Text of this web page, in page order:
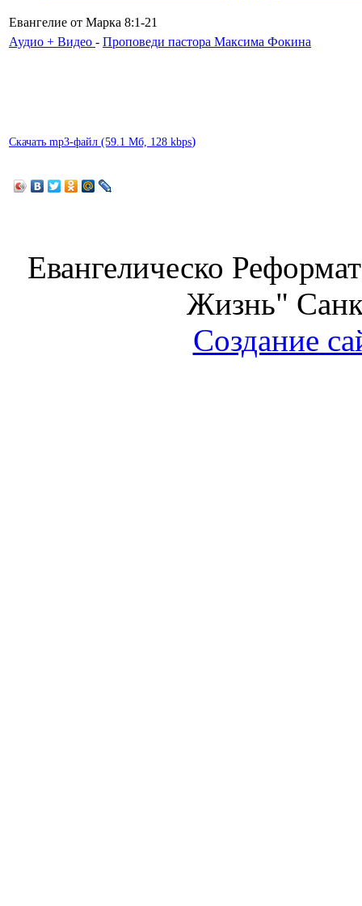
Евангелие от Марка 8:1-21
Аудио + Видео - Проповеди пастора Максима Фокина
Скачать mp3-файл (59.1 Мб, 128 kbps)
Евангелическо
Жизнь"
Создание